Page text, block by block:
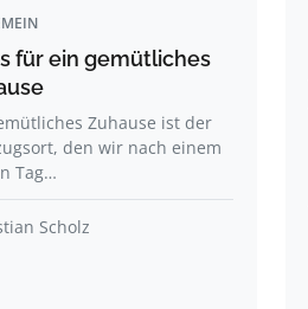
für ein gemütliches
Zuhause ist der
den wir nach einem
Tag…
Scholz